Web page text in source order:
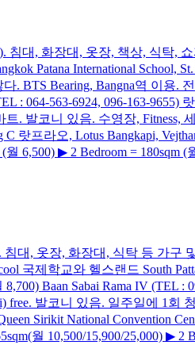
). 침대, 화장대, 옷장, 책상, 식
Patana International School,
. BTS Bearing, Bangna역 이용.
: 064-563-6924, 096-163-
발코니 있음. 수영장, Fitness,
랏프라오, Lotus Bangkapi,
6,500) ▶ 2 Bedroom = 180sqm (
침대, 옷장, 화장대, 식탁 등 가
국제학교와 헬스랜드 South
Baan Sabai Rama IV (TEL
발코니 있음. 일주일에 1회
Sirikit National Convention
월 10,500/15,900/25,000) ▶ 2